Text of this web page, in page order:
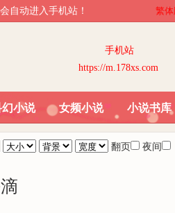
自动进入手机站！ 繁体
手机站
https://m.178xs.com
小说 女频小说 小说书库
翻页 夜间